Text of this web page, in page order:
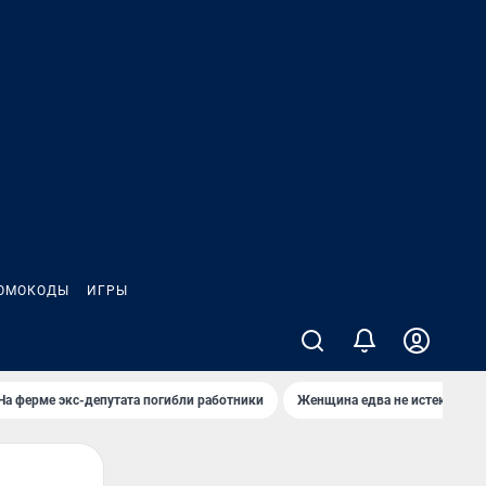
ИГРЫ
ферме экс-депутата погибли работники Женщина едва не истекла